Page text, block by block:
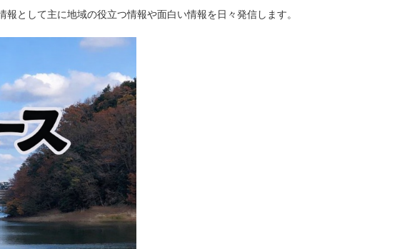
として主に地域の役立つ情報や面白い情報を日々発信します。